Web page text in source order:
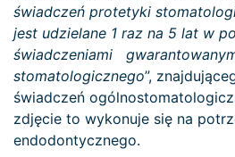
świadczeń protetyki
jest udzielane 1 raz na 5 lat w
świadczeniami
stomatologicznego”,
świadczeń
zdjęcie to wykonuje się na
endodontycznego.